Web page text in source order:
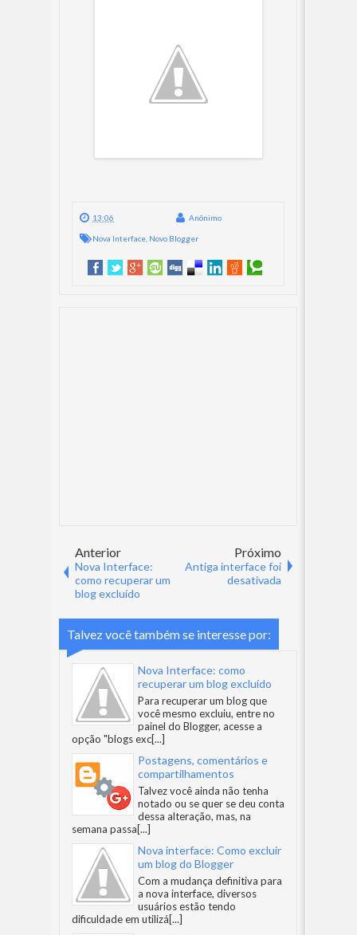
13:06 Anônimo
Nova Interface Novo Blogger
Anterior
Nova Interface:
como recuperar um
blog excluído
Próximo
Antiga interface foi
desativada
Talvez você também se interesse por:
Nova Interface: como
recuperar um blog excluído
Para recuperar um blog que
você mesmo excluiu, entre no
painel do Blogger, acesse a
opção "blogs exc[...]
Postagens, comentários e
compartilhamentos
Talvez você ainda não tenha
notado ou se quer se deu conta
dessa alteração, mas, na
semana passa[...]
Nova interface: Como excluir
um blog do Blogger
Com a mudança definitiva para
a nova interface, diversos
usuários estão tendo
dificuldade em utilizá[...]